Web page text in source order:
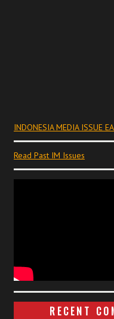
INDONESIA MEDIA ISSUE
Read Past IM Issues
RECENT